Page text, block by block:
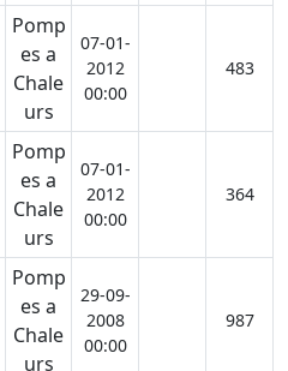
Pomp
es a
Chale
urs
07-01-
2012
00:00
483
Pomp
es a
Chale
urs
07-01-
2012
00:00
364
Pomp
es a
Chale
urs
29-09-
2008
00:00
987